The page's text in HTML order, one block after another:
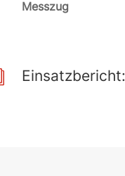
Messzug
Einsatzbericht: